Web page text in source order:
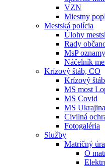
VZN
Miestny
Mestská polícia
Úlohy
Rady
MsP oznamy
Náčelník
Krízový štáb, CO
Krízový
MS most
MS Covid
MS Ukrajina
Civilná
Fotogaléria
Služby
Matričný
O